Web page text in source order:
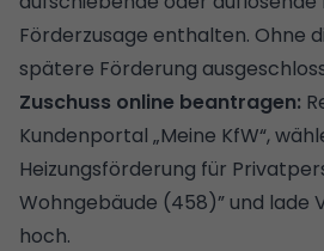
Förderzusage enthalten. Ohne
spätere Förderung
Zuschuss online beantragen:
Kundenportal „Meine KfW“,
Heizungsförderung für
Wohngebäude (458)” und lade
hoch.